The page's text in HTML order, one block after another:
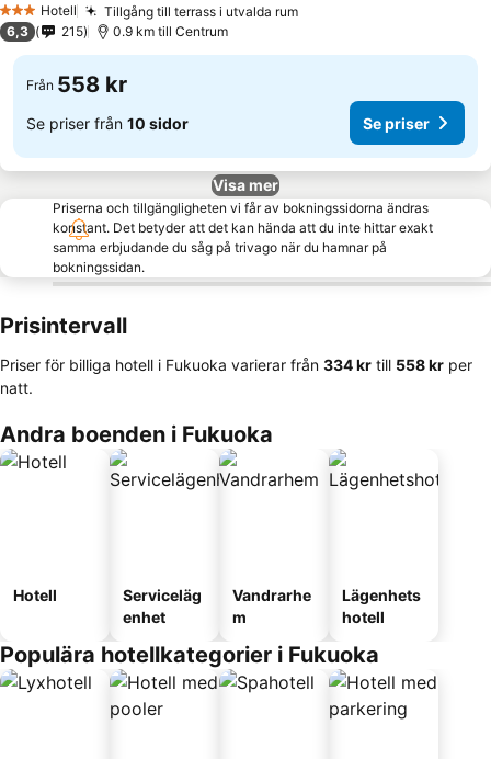
3 StjärnorHotell Tillgång till terrass i utvalda rum
6,3 215 0.9 km till Centrum
Från 558 kr
Se priser från 10 sidor Se priser
Visa mer
Priserna och tillgängligheten vi får av bokningssidorna ändras
konstant. Det betyder att det kan hända att du inte hittar exakt
samma erbjudande du såg på trivago när du hamnar på
bokningssidan.
Prisintervall
Priser för billiga hotell i Fukuoka varierar från ‎334 kr till ‎558 kr per
natt.
Andra boenden i Fukuoka
Hotell
Serviceläg
enhet
Vandrarhe
m
Lägenhets
hotell
Populära hotellkategorier i Fukuoka